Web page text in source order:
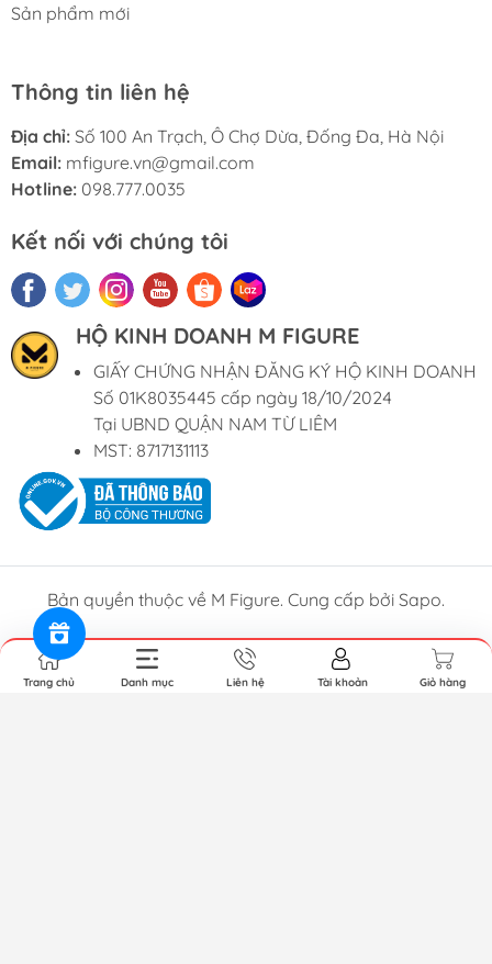
Sản phẩm mới
Thông tin liên hệ
Địa chỉ: Số 100 An Trạch, Ô Chợ Dừa, Đống Đa, Hà Nội
Email: mfigure.vn@gmail.com
Hotline: 098.777.0035
Kết nối với chúng tôi
HỘ KINH DOANH M FIGURE
GIẤY CHỨNG NHẬN ĐĂNG KÝ HỘ KINH DOANH
Số 01K8035445 cấp ngày 18/10/2024
Tại UBND QUẬN NAM TỪ LIÊM
MST: 8717131113
Bản quyền thuộc về M Figure. Cung cấp bởi Sapo.
Trang chủ Danh mục Liên hệ Tài khoản Giỏ hàng